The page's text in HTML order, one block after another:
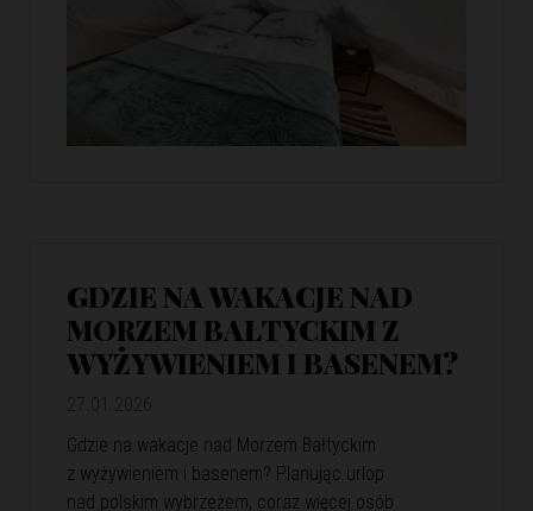
GDZIE NA WAKACJE NAD
MORZEM BAŁTYCKIM Z
WYŻYWIENIEM I BASENEM?
Gdzie na wakacje nad Morzem Bałtyckim
z wyżywieniem i basenem? Planując urlop
nad polskim wybrzeżem, coraz więcej osób